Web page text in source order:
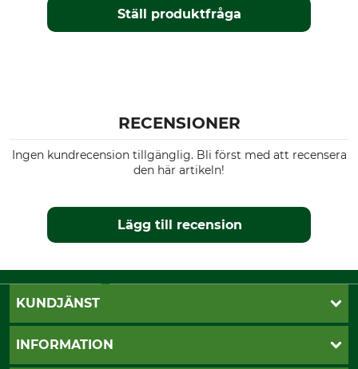
Ställ produktfråga
RECENSIONER
Ingen kundrecension tillgänglig. Bli först med att recensera
den här artikeln!
Lägg till recension
KUNDJÄNST
Öppettider
INFORMATION